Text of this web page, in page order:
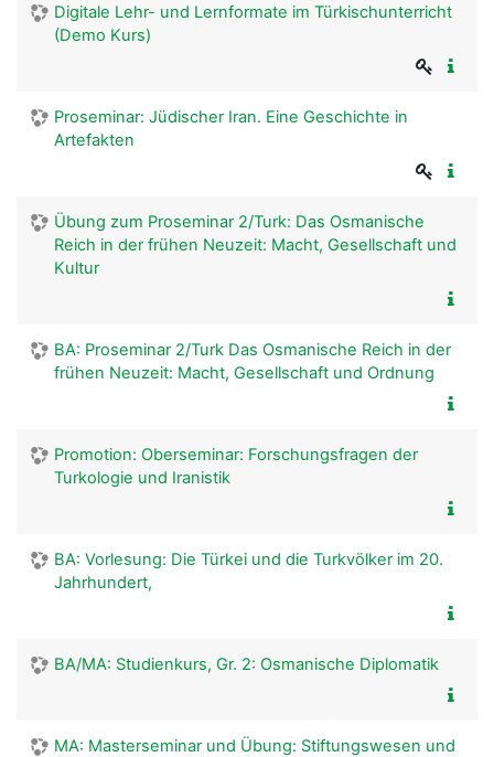
Digitale Lehr- und Lernformate im Türkischunterricht
(Demo Kurs)
Proseminar: Jüdischer Iran. Eine Geschichte in
Artefakten
Übung zum Proseminar 2/Turk: Das Osmanische
Reich in der frühen Neuzeit: Macht, Gesellschaft und
Kultur
BA: Proseminar 2/Turk Das Osmanische Reich in der
frühen Neuzeit: Macht, Gesellschaft und Ordnung
Promotion: Oberseminar: Forschungsfragen der
Turkologie und Iranistik
BA: Vorlesung: Die Türkei und die Turkvölker im 20.
Jahrhundert,
BA/MA: Studienkurs, Gr. 2: Osmanische Diplomatik
MA: Masterseminar und Übung: Stiftungswesen und